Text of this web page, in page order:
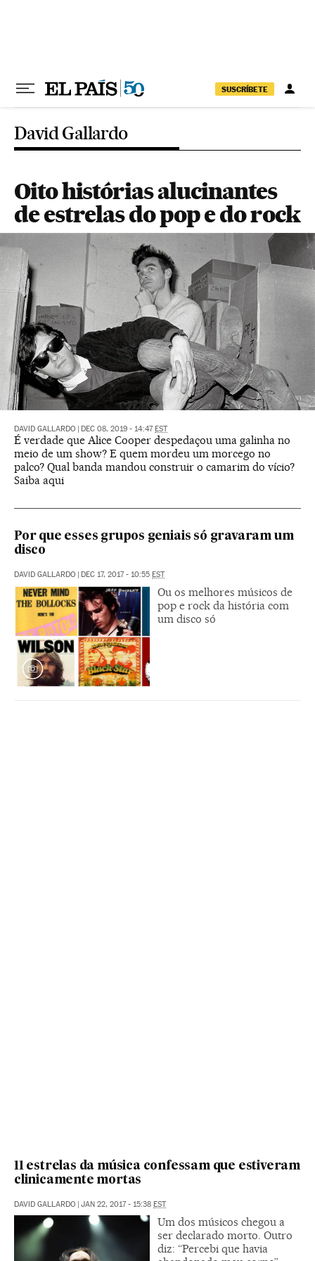
SUSCRÍBETE
David Gallardo
Oito histórias alucinantes
de estrelas do pop e do rock
DAVID GALLARDO DEC 08, 2019 - 14:47 EST
É verdade que Alice Cooper despedaçou uma galinha no
meio de um show? E quem mordeu um morcego no
palco? Qual banda mandou construir o camarim do vício?
Saiba aqui
Por que esses grupos geniais só gravaram um
disco
DAVID GALLARDO DEC 17, 2017 - 10:55 EST
Ou os melhores músicos de
pop e rock da história com
um disco só
11 estrelas da música confessam que estiveram
clinicamente mortas
DAVID GALLARDO JAN 22, 2017 - 15:38 EST
Um dos músicos chegou a
ser declarado morto. Outro
diz: “Percebi que havia